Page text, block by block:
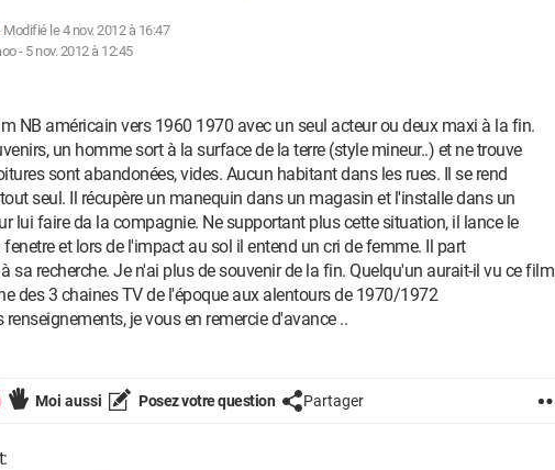
Modifié le 4 nov. 2012 à 16:47
- 5 nov. 2012 à 12:45
NB américain vers 1960 1970 avec un seul acteur ou deux maxi à la fin.
un homme sort à la surface de la terre (style mineur..) et ne trouve
sont abandonées, vides. Aucun habitant dans les rues. Il se rend
seul. Il récupère un manequin dans un magasin et l'installe dans un
lui faire da la compagnie. Ne supportant plus cette situation, il lance le
et lors de l'impact au sol il entend un cri de femme. Il part
sa recherche. Je n'ai plus de souvenir de la fin. Quelqu'un aurait-il vu ce film
des 3 chaines TV de l'époque aux alentours de 1970/1972
renseignements, je vous en remercie d'avance ..
Moi aussi Posez votre question Partager